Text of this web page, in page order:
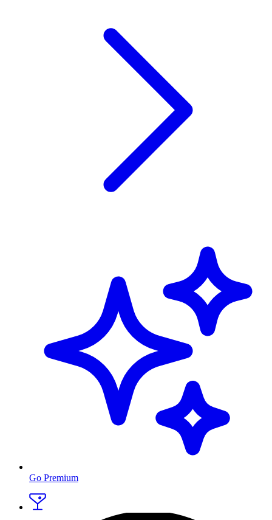
Go Premium